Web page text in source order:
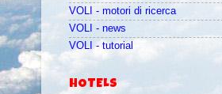
VOLI - motori di ricerca
VOLI - news
VOLI - tutorial
HOTELS